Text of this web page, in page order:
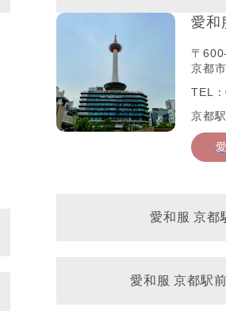
愛和
〒
京都
TEL
京都
愛和服 京都
愛和服 京都駅